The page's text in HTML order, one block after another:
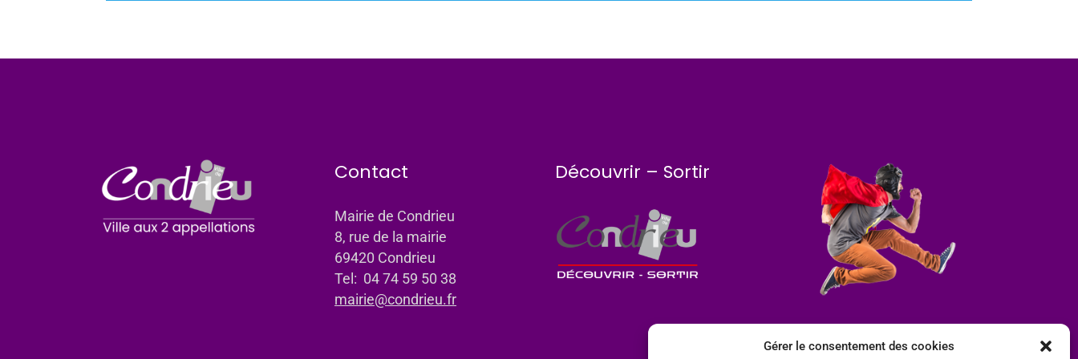
Gérer le consentement des cookies
Contact
Mairie de Condrieu
8, rue de la mairie
69420 Condrieu
Tel: 04 74 59 50 38
mairie@condrieu.fr
Découvrir – Sortir